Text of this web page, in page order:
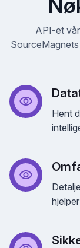
API-et
Hent